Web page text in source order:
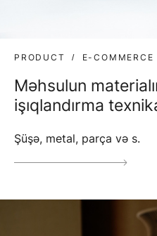
PRODUCT E-COMMERCE
Məhsulun
işıqlandırma
Şüşə, metal, parça və s.